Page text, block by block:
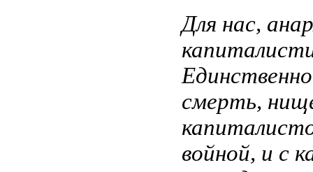
Для нас,
смерть,
войной, и с